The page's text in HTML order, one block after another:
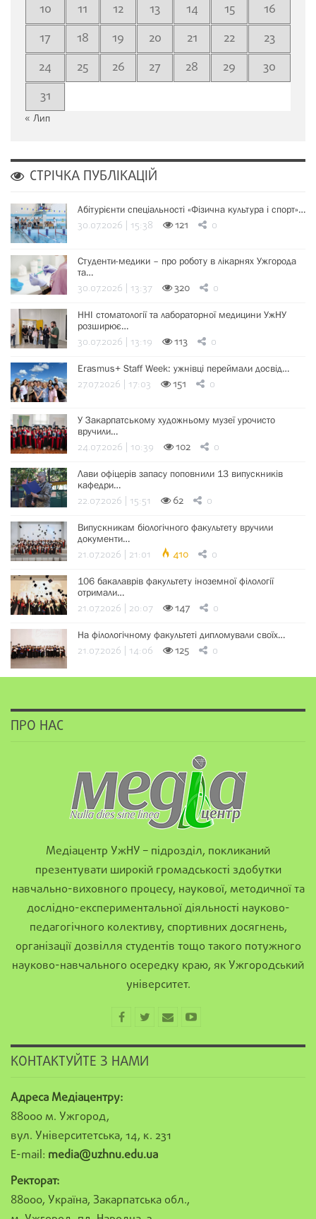
10 11 12 13 14 15
16
17
18 19 20 21 22
23
24
25 26 27 28 29
30
31
« Лип
СТРІЧКА ПУБЛІКАЦІЙ
Абітурієнти спеціальності «Фізична культура і спорт»…
30.07.2026 | 15:38 121 0
Студенти-медики – про роботу в лікарнях Ужгорода
та…
30.07.2026 | 13:37 320 0
ННІ стоматології та лабораторної медицини УжНУ
розширює…
30.07.2026 | 13:19 113 0
Erasmus+ Staff Week: ужнівці переймали досвід…
27.07.2026 | 17:03 151 0
У Закарпатському художньому музеї урочисто
вручили…
24.07.2026 | 10:39 102 0
Лави офіцерів запасу поповнили 13 випускників
кафедри…
22.07.2026 | 15:51 62 0
Випускникам біологічного факультету вручили
документи…
21.07.2026 | 21:01 410 0
106 бакалаврів факультету іноземної філології
отримали…
21.07.2026 | 20:07 147 0
На філологічному факультеті дипломували своїх…
21.07.2026 | 14:06 125 0
ПРО НАС
Медіацентр УжНУ – підрозділ, покликаний
презентувати широкій громадськості здобутки
навчально-виховного процесу, наукової, методичної та
дослідно-експериментальної діяльності науково-
педагогічного колективу, спортивних досягнень,
організації дозвілля студентів тощо такого потужного
науково-навчального осередку краю, як Ужгородський
університет.
КОНТАКТУЙТЕ З НАМИ
Адреса Медіацентру:
88000 м. Ужгород,
вул. Університетська, 14, к. 231
E-mail: media@uzhnu.edu.ua
Ректорат:
88000, Україна, Закарпатська обл.,